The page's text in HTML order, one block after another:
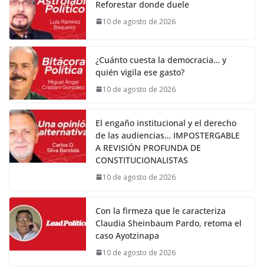
Reforestar donde duele
10 de agosto de 2026
¿Cuánto cuesta la democracia… y
quién vigila ese gasto?
10 de agosto de 2026
El engaño institucional y el derecho
de las audiencias… IMPOSTERGABLE
A REVISIÓN PROFUNDA DE
CONSTITUCIONALISTAS
10 de agosto de 2026
Con la firmeza que le caracteriza
Claudia Sheinbaum Pardo, retoma el
caso Ayotzinapa
10 de agosto de 2026